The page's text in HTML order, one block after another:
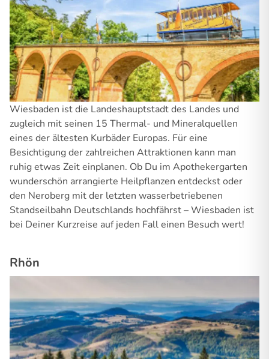
Wiesbaden ist die Landeshauptstadt des Landes und
zugleich mit seinen 15 Thermal- und Mineralquellen
eines der ältesten Kurbäder Europas. Für eine
Besichtigung der zahlreichen Attraktionen kann man
ruhig etwas Zeit einplanen. Ob Du im Apothekergarten
wunderschön arrangierte Heilpflanzen entdeckst oder
den Neroberg mit der letzten wasserbetriebenen
Standseilbahn Deutschlands hochfährst – Wiesbaden ist
bei Deiner Kurzreise auf jeden Fall einen Besuch wert!
Rhön